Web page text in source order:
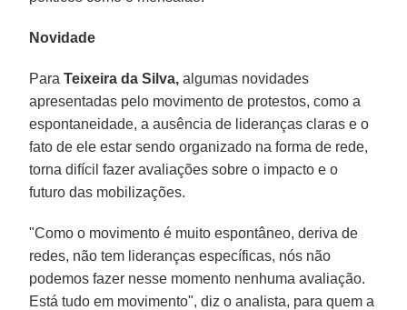
Novidade
ParaTeixeira da Silva, algumas novidades
apresentadas pelo movimento de protestos, como a
espontaneidade, a ausência de lideranças claras e o
fato de ele estar sendo organizado na forma de rede,
torna difícil fazer avaliações sobre o impacto e o
futuro das mobilizações.
"Como o movimento é muito espontâneo, deriva de
redes, não tem lideranças específicas, nós não
podemos fazer nesse momento nenhuma avaliação.
Está tudo em movimento", diz o analista, para quem a